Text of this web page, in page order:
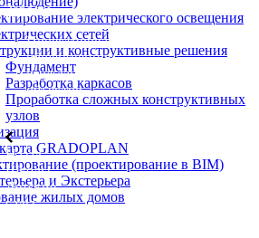
Заводы
Проектирование
общественно
гражданских
объектов
Назад
Школы
Детские
сады
электрического освещения
сетей
и конструктивные решения
Фундамент
Разработка каркасов
Проработка сложных конструктивных
узлов
GRADOPLAN
(проектирование в BIM)
и Экстерьера
жилых домов